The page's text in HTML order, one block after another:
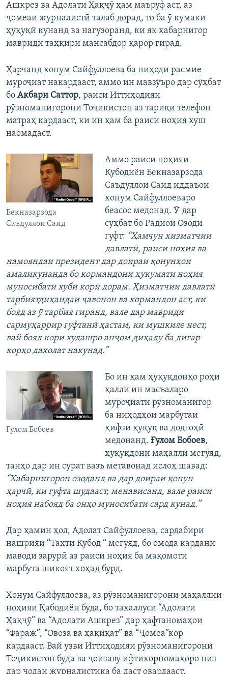
Ашкрез ва Адолати Ҳақҷӯ ҳам маъруф аст, аз
ҷомеаи журналистӣ талаб дорад, то ба ӯ кумаки
ҳуқуқӣ кунанд ва нагузоранд, ки як хабарнигор
мавриди таҳқири мансабдор қарор гирад.
Ҳарчанд хонум Сайфуллоева ба ниҳоди расмие
муроҷиат накардааст, аммо ин мавзӯъро дар сӯҳбат
бо Акбари Саттор, раиси Иттиҳодияи
рӯзноманигорони Тоҷикистон аз тариқи телефон
матраҳ кардааст, ки ин ҳам ба раиси ноҳия хуш
наомадаст.
Бекназарзода
Саъдуллои Саид
Аммо раиси ноҳияи
Қубодиён Бекназарзода
Саъдуллои Саид иддаъои
хонум Сайфуллоеваро
беасос медонад. Ӯ дар
сӯҳбат бо Радиои Озодӣ
гуфт: “Ҳамчун хизматчии
давлатӣ, раиси ноҳия ва
намояндаи президент дар доираи қонунҳои
амаликунанда бо кормандони ҳукумати ноҳия
муносибати хуби корӣ дорам. Ҳизматчии давлатӣ
тарбиятдиҳандаи ҷавонон ва кормандон аст, ки
бояд аз ӯ тарбия гиранд, вале дар мавриди
сармуҳаррир гуфтанӣ ҳастам, ки мушкиле нест,
вай бояд кори худашро анҷом диҳаду ба дигар
корҳо дахолат накунад.”
Ғулом Бобоев
Бо ин ҳам ҳуқуқдонҳо роҳи
ҳалли ин масъаларо
муроҷиати рӯзноманигор
ба ниҳодҳои марбутаи
ҳифзи ҳуқуқ ва додгоҳӣ
медонанд. Ғулом Бобоев,
ҳуқуқдони маҳаллӣ мегӯяд,
танҳо дар ин сурат вазъ метавонад ислоҳ шавад:
“Хабарнигорон озоданд ва дар доираи қонун
ҳарчӣ, ки гуфта шудааст, менависанд, вале раиси
ноҳия набояд ба онҳо муносибати сард кунад.”
Дар ҳамин ҳол, Адолат Сайфуллоева, сардабири
нашрияи “Тахти Қубод “ мегӯяд, бо омода кардани
маводи зарурӣ аз раиси ноҳия ба мақомоти
марбута шикоят хоҳад бурд.
Хонум Сайфуллоева, аз рӯзноманигорони маҳаллии
ноҳияи Қабодиён буда, бо тахаллуси “Адолати
Ҳақҷӯ” ва “Адолати Ашкрез” дар ҳафтаномаҳои
“Фараж”, “Овоза ва ҳақиқат” ва “Ҷомеа”кор
кардааст. Вай узви Иттиҳодияи рӯзноманигорони
Тоҷикистон буда ва ҷоизаву ифтихорномаҳоро низ
дар ҷодаи журналистика ба даст овардааст.